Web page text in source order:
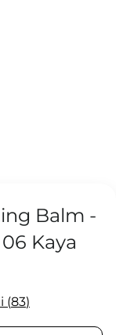
Balm -
Kaya
83